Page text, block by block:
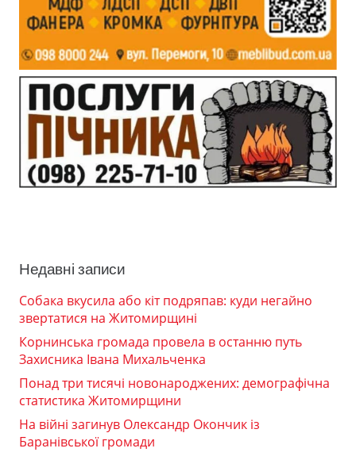
Недавні записи
Собака вкусила або кіт подряпав: куди негайно
звертатися на Житомирщині
Корнинська громада провела в останню путь
Захисника Івана Михальченка
Понад три тисячі новонароджених: демографічна
статистика Житомирщини
На війні загинув Олександр Окончик із
Баранівської громади